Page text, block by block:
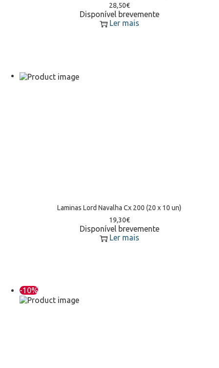
28,50€
Disponível brevemente
Ler mais
Laminas Lord Navalha Cx 200 (20 x 10 un)
19,30€
Disponível brevemente
Ler mais
-10%